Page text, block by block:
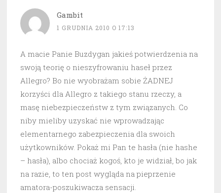
Gambit
1 GRUDNIA 2010 O 17:13
A macie Panie Buzdygan jakieś potwierdzenia na
swoją teorię o nieszyfrowaniu haseł przez
Allegro? Bo nie wyobrażam sobie ŻADNEJ
korzyści dla Allegro z takiego stanu rzeczy, a
masę niebezpieczeństw z tym związanych. Co
niby mieliby uzyskać nie wprowadzając
elementarnego zabezpieczenia dla swoich
użytkowników. Pokaż mi Pan te hasła (nie hashe
– hasła), albo chociaż kogoś, kto je widział, bo jak
na razie, to ten post wygląda na pieprzenie
amatora-poszukiwacza sensacji.